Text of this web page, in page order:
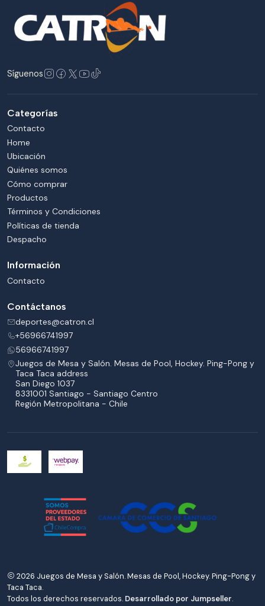
Síguenos
Categorías
Contacto
Home
Ubicación
Quiénes somos
Cómo comprar
Productos
Términos y Condiciones
Políticas de tienda
Despacho
Información
Contacto
Contáctanos
deportes@catron.cl
+56966741997
56966741997
Juegos de Mesa y Salón. Mesas de Pool, Hockey. Ping-Pong y
Taca Taca address
San Diego 1037
8331001 Santiago - Santiago Centro
Región Metropolitana - Chile
2026 Juegos de Mesa y Salón. Mesas de Pool, Hockey. Ping-Pong y
Taca Taca.
Todos los derechos reservados. Desarrollado por Jumpseller.